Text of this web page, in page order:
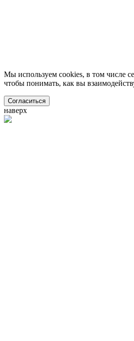
Мы используем cookies, в том числе
чтобы понимать, как вы
Согласиться
наверх